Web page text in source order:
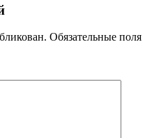
Обязательные поля